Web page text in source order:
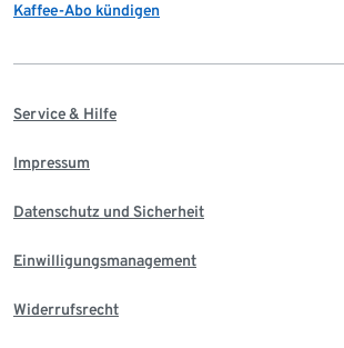
Kaffee-Abo kündigen
Service & Hilfe
Impressum
Datenschutz und Sicherheit
Einwilligungsmanagement
Widerrufsrecht